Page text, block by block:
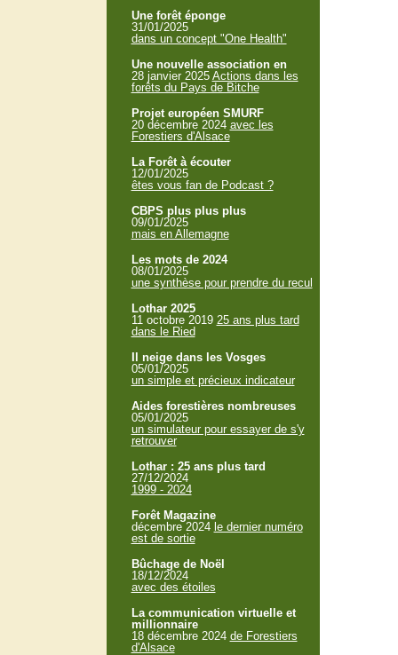
Une forêt éponge
31/01/2025
dans un concept "One Health"
Une nouvelle association en
28 janvier 2025 Actions dans les
forêts du Pays de Bitche
Projet européen SMURF
20 décembre 2024 avec les
Forestiers d'Alsace
La Forêt à écouter
12/01/2025
êtes vous fan de Podcast ?
CBPS plus plus plus
09/01/2025
mais en Allemagne
Les mots de 2024
08/01/2025
une synthèse pour prendre du recul
Lothar 2025
11 octobre 2019 25 ans plus tard
dans le Ried
Il neige dans les Vosges
05/01/2025
un simple et précieux indicateur
Aides forestières nombreuses
05/01/2025
un simulateur pour essayer de s'y
retrouver
Lothar : 25 ans plus tard
27/12/2024
1999 - 2024
Forêt Magazine
décembre 2024 le dernier numéro
est de sortie
Bûchage de Noël
18/12/2024
avec des étoiles
La communication virtuelle et
millionnaire
18 décembre 2024 de Forestiers
d'Alsace